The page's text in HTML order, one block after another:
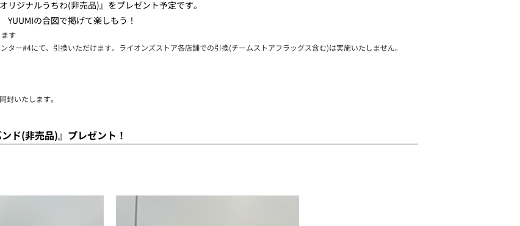
リジナルうちわ(非売品)』をプレゼント予定です。
の合図で掲げて楽しもう！
す
ター#4にて、引換いただけます。ライオンズストア各店舗での引換(チームストアフラッグス含む)は実施いたしません。
いたします。
ド(非売品)』プレゼント！